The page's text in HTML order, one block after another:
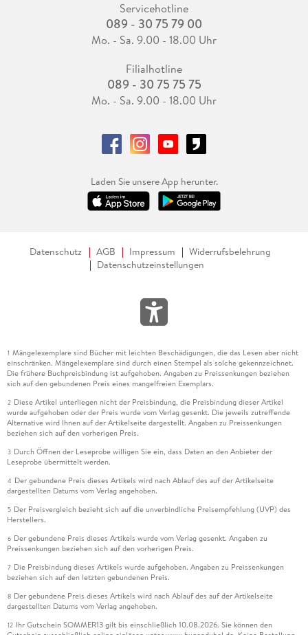
Servicehotline
089 - 30 75 79 00
Mo. - Sa. 9.00 - 18.00 Uhr
Filialhotline
089 - 30 75 75 75
Mo. - Sa. 9.00 - 18.00 Uhr
Laden Sie unsere App herunter.
Datenschutz AGB Impressum
Widerrufsbelehrung
Datenschutzeinstellungen
1 Mängelexemplare sind Bücher mit leichten Beschädigungen, die das Lesen aber nicht
einschränken. Mängelexemplare sind durch einen Stempel als solche gekennzeichnet.
Die frühere Buchpreisbindung ist aufgehoben. Angaben zu Preissenkungen beziehen
sich auf den gebundenen Preis eines mangelfreien Exemplars.
2 Diese Artikel unterliegen nicht der Preisbindung, die Preisbindung dieser Artikel
wurde aufgehoben oder der Preis wurde vom Verlag gesenkt. Die jeweils zutreffende
Alternative wird Ihnen auf der Artikelseite dargestellt. Angaben zu Preissenkungen
beziehen sich auf den vorherigen Preis.
3 Durch Öffnen der Leseprobe willigen Sie ein, dass Daten an den Anbieter der
Leseprobe übermittelt werden.
4 Der gebundene Preis dieses Artikels wird nach Ablauf des auf der Artikelseite
dargestellten Datums vom Verlag angehoben.
5 Der Preisvergleich bezieht sich auf die unverbindliche Preisempfehlung (UVP) des
Herstellers.
6 Der gebundene Preis dieses Artikels wurde vom Verlag gesenkt. Angaben zu
Preissenkungen beziehen sich auf den vorherigen Preis.
7 Die Preisbindung dieses Artikels wurde aufgehoben. Angaben zu Preissenkungen
beziehen sich auf den letzten gebundenen Preis.
8 Der gebundene Preis dieses Artikels wird nach Ablauf des auf der Artikelseite
dargestellten Datums vom Verlag angehoben.
12 Ihr Gutschein SOMMER13 gilt bis einschließlich 10.08.2026. Sie können den